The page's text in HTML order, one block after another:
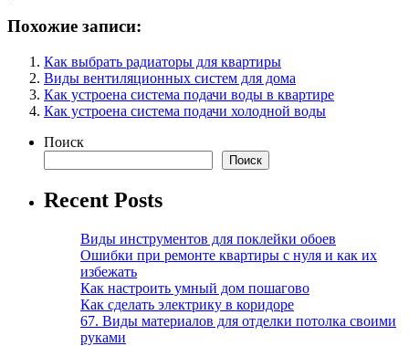
Похожие записи:
Как выбрать радиаторы для квартиры
Виды вентиляционных систем для дома
Как устроена система подачи воды в квартире
Как устроена система подачи холодной воды
Поиск
Поиск
Recent Posts
Виды инструментов для поклейки обоев
Ошибки при ремонте квартиры с нуля и как их
избежать
Как настроить умный дом пошагово
Как сделать электрику в коридоре
67. Виды материалов для отделки потолка своими
руками